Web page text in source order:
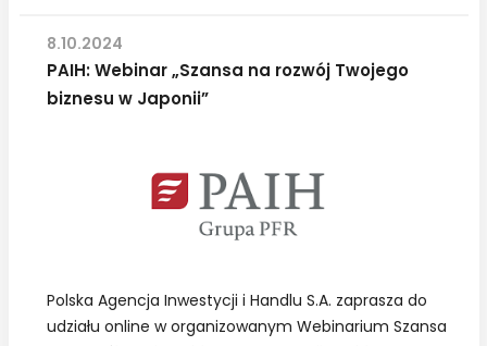
Targi
Pracy
na
Wydziale
Elektroniki
Informacyjnych
Politechniki
PAIH: Webinar „Szansa na rozwój Twojego
biznesu w Japonii”
Polska Agencja Inwestycji i Handlu S.A. zaprasza do
udziału online w organizowanym Webinarium Szansa
8.10.2024